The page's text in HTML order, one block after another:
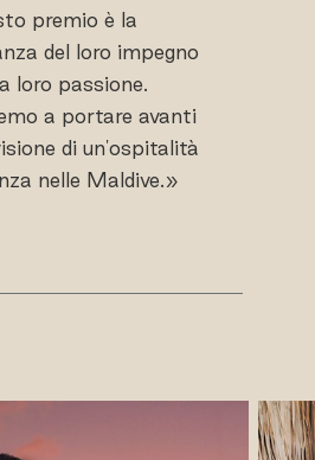
premio è la
del loro impegno
loro passione.
a portare avanti
di un'ospitalità
nelle Maldive.»